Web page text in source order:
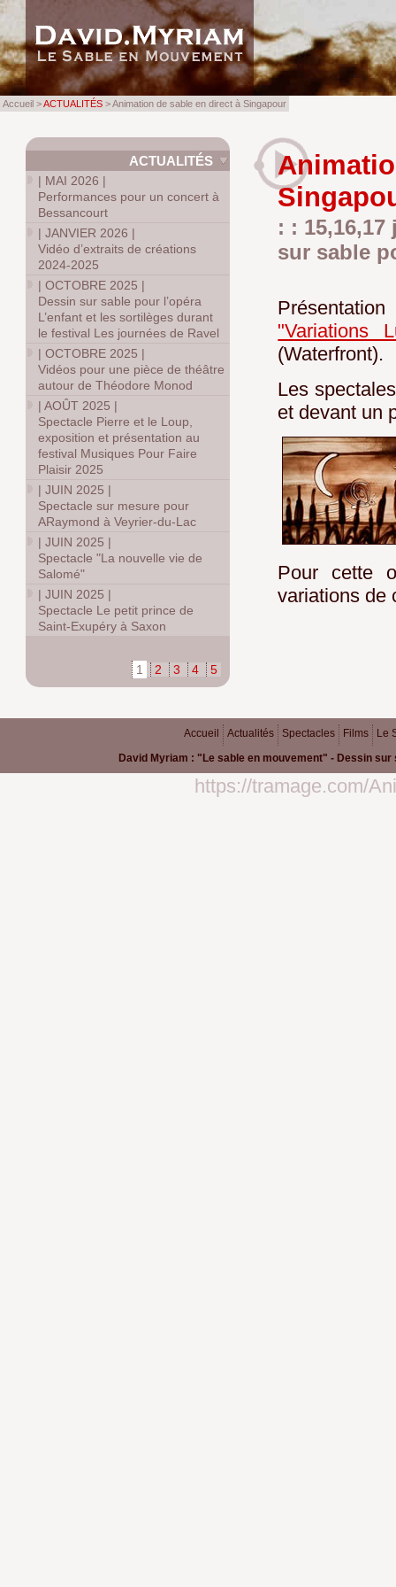
: :
sur sable
"Variations
(Waterfront).
Les
et devant un
Pour cette
variations de
ACTUALITÉS
| MAI 2026 |
Performances pour un concert à
Bessancourt
|JANVIER 2026 |
Vidéo d’extraits de créations
2024-2025
|OCTOBRE 2025 |
Dessin sur sable pour l’opéra
L’enfant et les sortilèges durant
le festival Les journées de Ravel
|OCTOBRE 2025 |
Vidéos pour une pièce de théâtre
autour de Théodore Monod
|AOÛT 2025 |
Spectacle Pierre et le Loup,
exposition et présentation au
festival Musiques Pour Faire
Plaisir 2025
|JUIN 2025 |
Spectacle sur mesure pour
ARaymond à Veyrier-du-Lac
|JUIN 2025 |
Spectacle "La nouvelle vie de
Salomé"
|JUIN 2025 |
Spectacle Le petit prince de
Saint-Exupéry à Saxon
1 2 3 4 5
Accueil Actualités Spectacles Films
Le
David Myriam : "Le sable en mouvement" - Dessin sur
https://tramage.com/
Accueil >ACTUALITÉS > Animation de sable en direct à Singapour